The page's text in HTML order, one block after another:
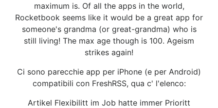
maximum is. Of all the apps in the world,
Rocketbook seems like it would be a great app for
someone's grandma (or great-grandma) who is
still living! The max age though is 100. Ageism
strikes again!
Ci sono parecchie app per iPhone (e per Android)
compatibili con FreshRSS, qua c' l'elenco:
Artikel Flexibilitt im Job hatte immer Prioritt